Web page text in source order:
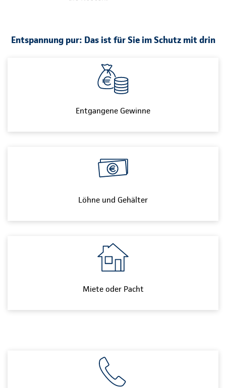
Entspannung pur: Das ist für Sie im Schutz mit drin
Entgangene Gewinne
Löhne und Gehälter
Miete oder Pacht